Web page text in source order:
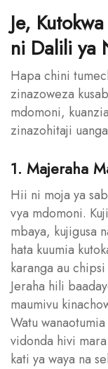
Je,
ni Dalili ya
Hapa chini
zinazoweza
mdomoni,
zinazohitaji
1. Majeraha
Hii ni moja ya
vya mdomoni.
mbaya, kujigusa
hata kuumia
karanga au
Jeraha hili
maumivu
Watu
vidonda hivi
kati ya waya na